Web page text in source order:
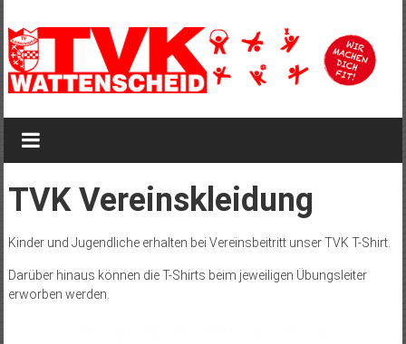
Inhalt
springen
TVK
Wattenscheid
TVK
Wattenscheid
TVK Vereinskleidung
Kinder und Jugendliche erhalten bei Vereinsbeitritt unser TVK T-Shirt.
Darüber hinaus können die T-Shirts beim jeweiligen Übungsleiter
erworben werden.